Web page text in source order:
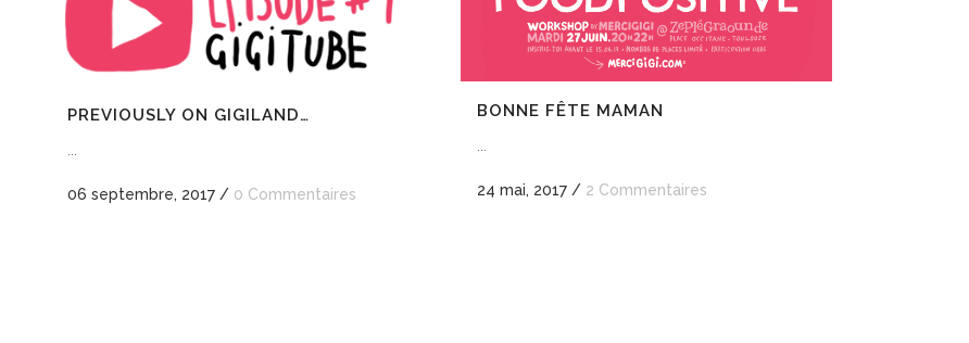
PREVIOUSLY ON GIGILAND…
...
06 septembre, 2017 / 0 Commentaires
BONNE FÊTE MAMAN
24 mai, 2017 / 2 Commentaires